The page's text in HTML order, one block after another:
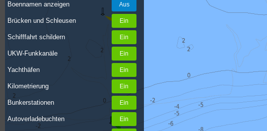
Boennamen anzeigen
Brücken und Schleusen
Schifffahrt schildern
UKW-Funkkanäle
Yachthäfen
Kilometrierung
Bunkerstationen
Autoverladebuchten